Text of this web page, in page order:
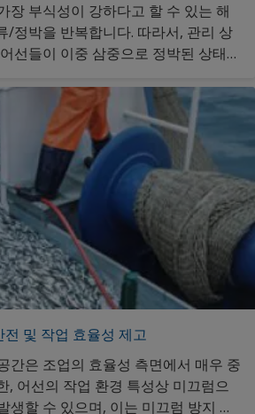
장 부식성이 강하다고 할 수 있는 해
/정박을 반복합니다. 따라서, 관리 상
선들이 이중 삼중으로 정박된 상태에
외관이 기업 이미지에도 영향을 줄 수
리가 필요합니다. 마감도료 제품의 추
클릭해 주세요.
및 작업 효율성 제고
간은 조업의 효율성 측면에서 매우 중
, 어선의 작업 환경 특성상 미끄럼으
생할 수 있으며, 이는 미끄럼 방지 특